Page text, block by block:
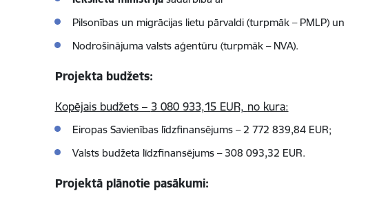
Pilsonības un migrācijas lietu pārvaldi (turpmāk – PMLP) un
Nodrošinājuma valsts aģentūru (turpmāk – NVA).
Projekta budžets:
Kopējais budžets – 3 080 933,15 EUR, no kura:
Eiropas Savienības līdzfinansējums –2 772 839,84 EUR;
Valsts budžeta līdzfinansējums –308 093,32 EUR.
Projektā plānotie pasākumi: